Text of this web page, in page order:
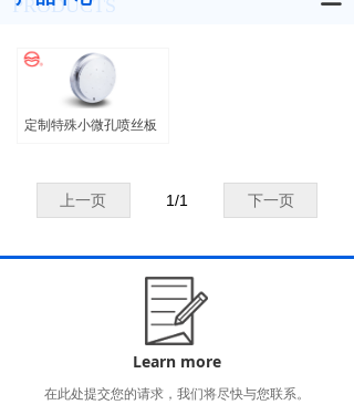
PRODUCTS
定制特殊小微孔喷丝板
上一页 下一页
1/1
Learn more
在此处提交您的请求，我们将尽快与您联系。